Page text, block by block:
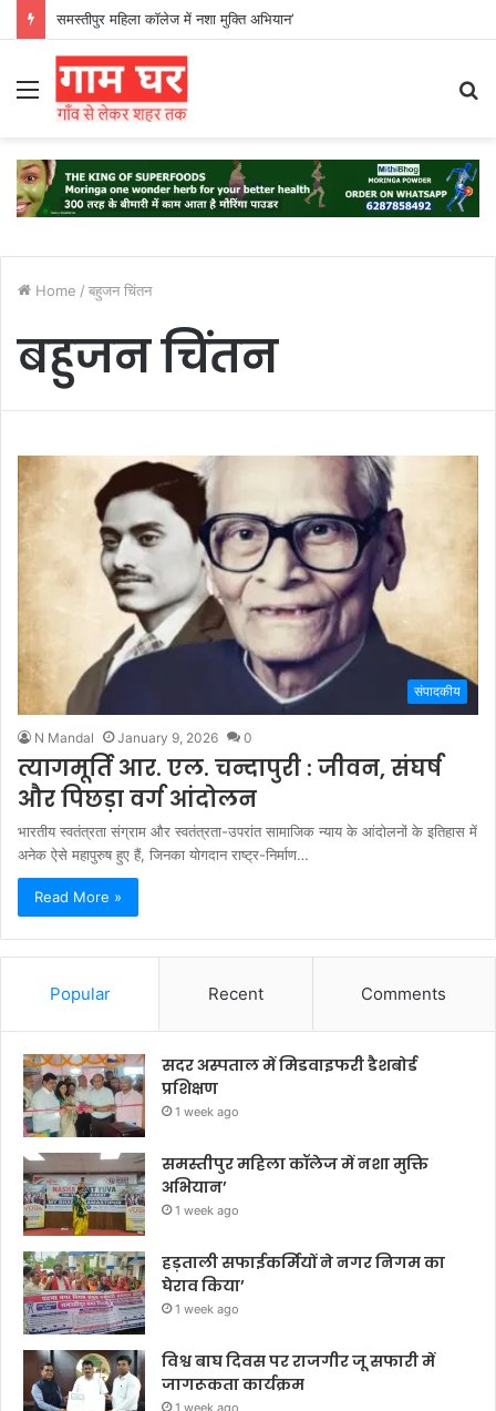
समस्तीपुर महिला कॉलेज में नशा मुक्ति अभियान’
Menu
Home / बहुजन चिंतन
बहुजन चिंतन
संपादकीय
N Mandal January 9, 2026 0
त्यागमूर्ति आर. एल. चन्दापुरी : जीवन, संघर्ष
और पिछड़ा वर्ग आंदोलन
भारतीय स्वतंत्रता संग्राम और स्वतंत्रता-उपरांत सामाजिक न्याय के आंदोलनों के इतिहास में
अनेक ऐसे महापुरुष हुए हैं, जिनका योगदान राष्ट्र-निर्माण…
Read More »
Popular Recent Comments
सदर अस्पताल में मिडवाइफरी डैशबोर्ड
प्रशिक्षण
1 week ago
समस्तीपुर महिला कॉलेज में नशा मुक्ति
अभियान’
1 week ago
हड़ताली सफाईकर्मियों ने नगर निगम का
घेराव किया’
1 week ago
विश्व बाघ दिवस पर राजगीर जू सफारी में
जागरूकता कार्यक्रम